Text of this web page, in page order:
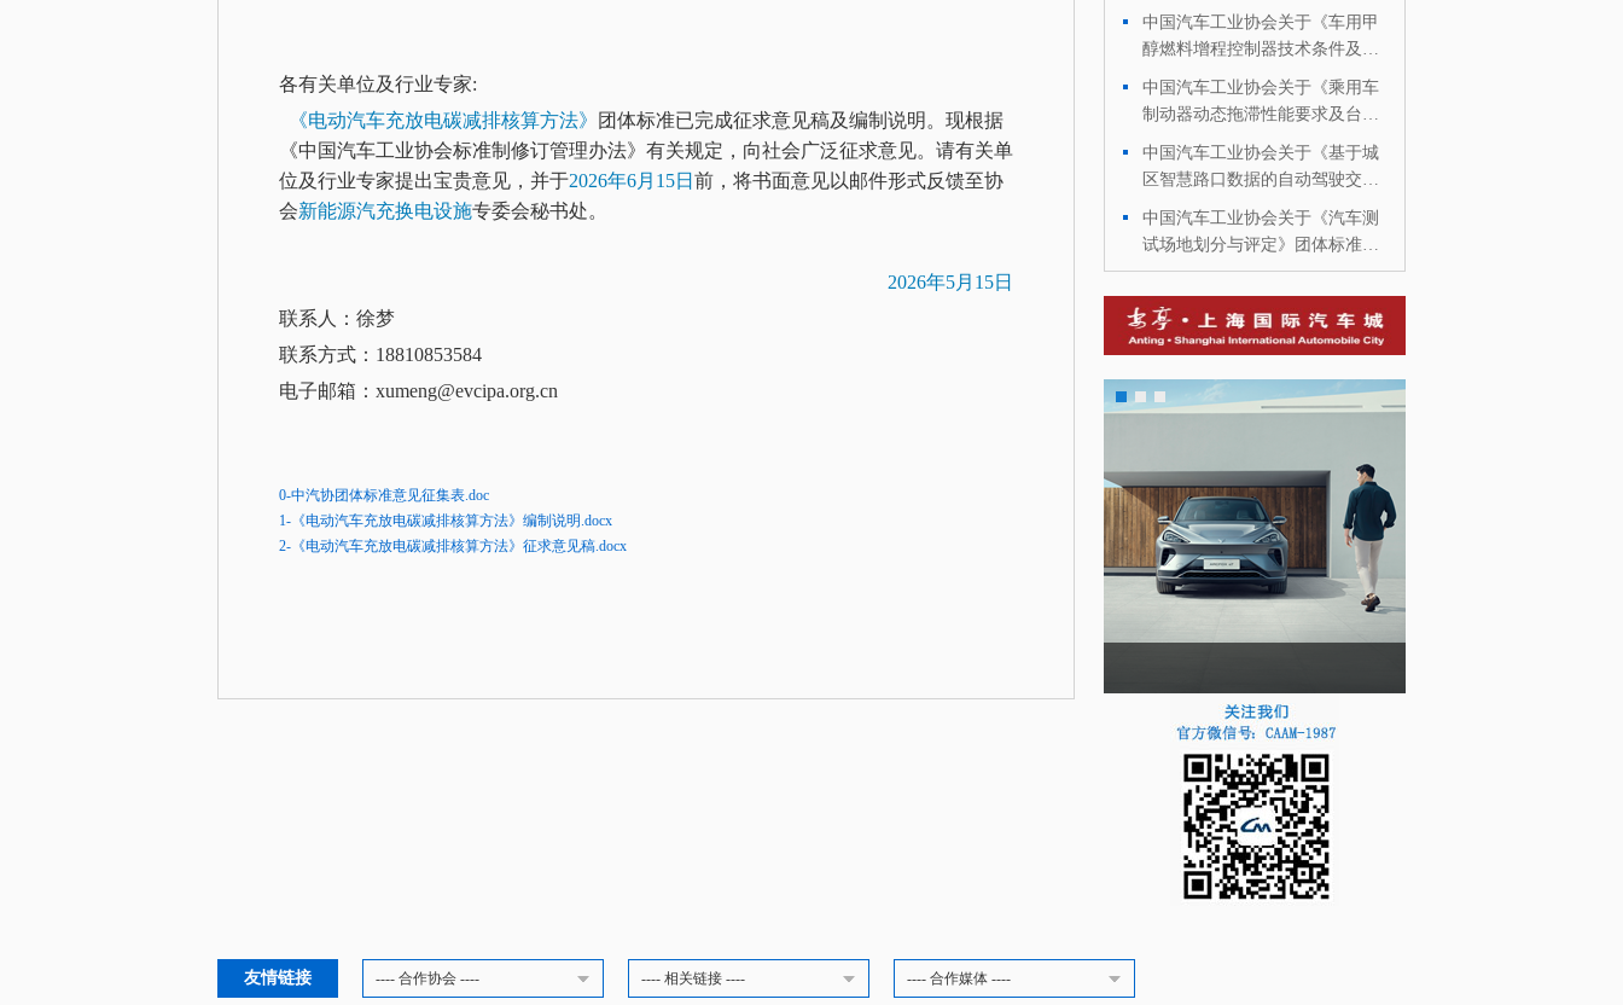
各有关单位及行业专家:
《电动汽车充放电碳减排核算方法》
团体标准已完成征求意见稿及编制说明。现根据
《中国汽车工业协会标准制修订管理办法》有关规定，向社会广泛征求意见。请有关单
位及行业专家提出宝贵意见，并于2026年6月15日 前，将书面意见以邮件形式反馈至协
会新能源汽充换电设施专委会秘书处。
2026年5月15日
联系人：徐梦
联系方式：18810853584
电子邮箱：xumeng@evcipa.org.cn
0-中汽协团体标准意见征集表.doc
1-《电动汽车充放电碳减排核算方法》编制说明.docx
2-《电动汽车充放电碳减排核算方法》征求意见稿.docx
术规范》团体标准征求意见的通
知
中国汽车工业协会关于《车用甲
醇燃料增程控制器技术条件及试
验方法》团体标准征求意见的通
知
中国汽车工业协会关于《乘用车
制动器动态拖滞性能要求及台架
试验方法》团体标准征求意见的
通知
中国汽车工业协会关于《基于城
区智慧路口数据的自动驾驶交通
流场景库构建规范》团体标准征
求意见的通知
中国汽车工业协会关于《汽车测
试场地划分与评定》团体标准征
求意见的通知
友情链接 ---- 合作协会 ---- ---- 相关链接 ---- ---- 合作媒体 ----